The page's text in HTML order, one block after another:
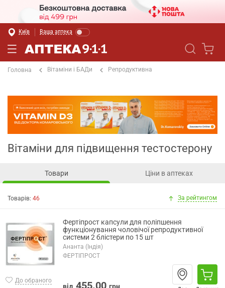
Київ Ваша аптека
Головна Вітаміни і БАДи Репродуктивна
Вітаміни для підвищення тестостерону
Товари Ціни в аптеках
Товарів: 46 За рейтингом
До обраного
Фертіпрост капсули для поліпшення
функціонування чоловічої репродуктивної
системи 2 блістери по 15 шт
Ананта (Індія)
ФЕРТІПРОСТ